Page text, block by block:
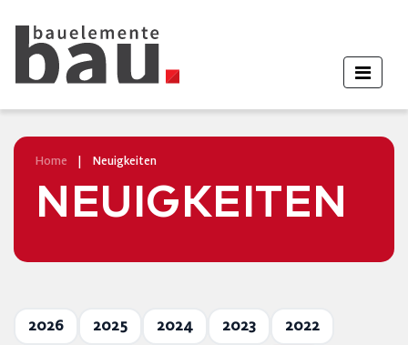
Home Neuigkeiten
NEUIGKEITEN
2026 2025 2024 2023 2022